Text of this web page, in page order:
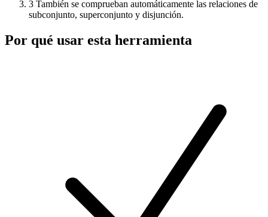
3 También se comprueban automáticamente las relaciones de
subconjunto, superconjunto y disjunción.
Por qué usar esta herramienta